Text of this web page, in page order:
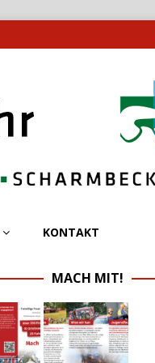
KONTAKT
MACH MIT!